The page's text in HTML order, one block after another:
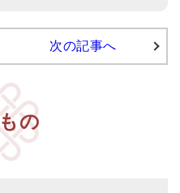
台座）
次の記事へ
の